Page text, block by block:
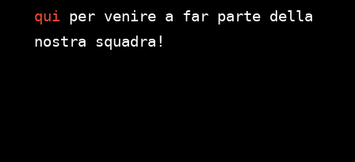
qui per venire a far parte della
nostra squadra!